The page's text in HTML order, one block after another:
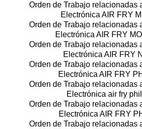
Orden de Trabajo relacionadas
Electrónica AIR FRY
Orden de Trabajo relacionadas
Electrónica AIR FRY
Orden de Trabajo relacionadas
Electrónica AIR FRY
Orden de Trabajo relacionadas
Electrónica AIR FRY
Orden de Trabajo relacionadas
Electrónica air fry
Orden de Trabajo relacionadas
Electrónica AIR FRY
Orden de Trabajo relacionadas